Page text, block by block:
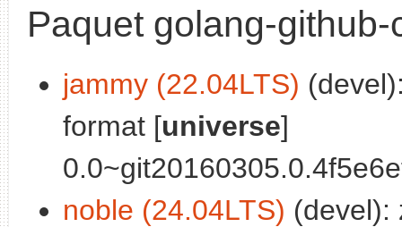
Paquet golang-
jammy (22.04LTS)
format [universe]
noble (24.04LTS) (devel):